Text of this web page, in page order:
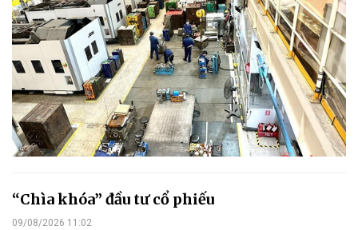
“Chìa khóa” đầu tư cổ phiếu
09/08/2026 11:02